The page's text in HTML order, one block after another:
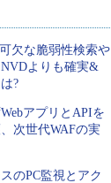
欠な脆弱性検索や
よりも確実&
?
アプリとAPIを
次世代WAFの実
のPC監視とアク